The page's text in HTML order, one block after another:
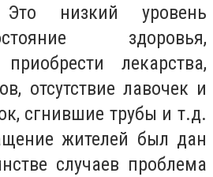
Это низкий уровень
здоровья,
лекарства,
отсутствие лавочек и
сгнившие трубы и т.д.
жителей был дан
случаев проблема